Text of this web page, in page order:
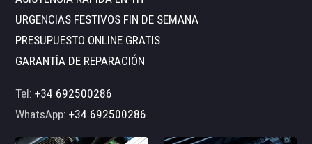
URGENCIAS FESTIVOS FIN DE SEMANA
PRESUPUESTO ONLINE GRATIS
GARANTÍA DE REPARACIÓN
Tel:+34 692500286
WhatsApp:+34 692500286